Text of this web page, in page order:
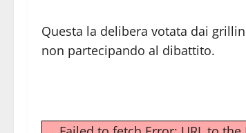
Questa la delibera votata dai
non partecipando al dibattito.